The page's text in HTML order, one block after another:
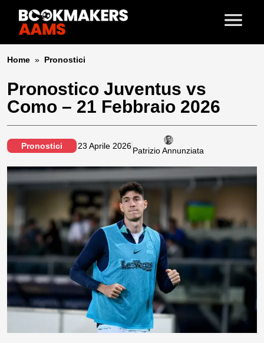
Home » Pronostici
Pronostico Juventus vs
Como – 21 Febbraio 2026
Pronostici 23 Aprile 2026Patrizio Annunziata